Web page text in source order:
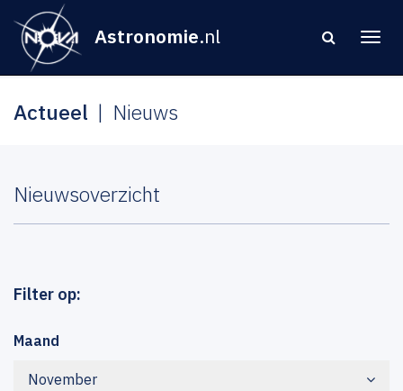
Astronomie.nl
Actueel Nieuws
Nieuwsoverzicht
Filter op:
Maand
November